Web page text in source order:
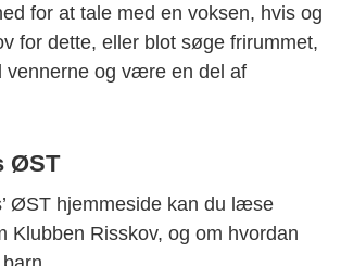
for at tale med en voksen, hvis og
for dette, eller blot søge frirummet,
og være en del af
ØST
’ ØST hjemmeside kan du læse
Klubben Risskov, og om hvordan